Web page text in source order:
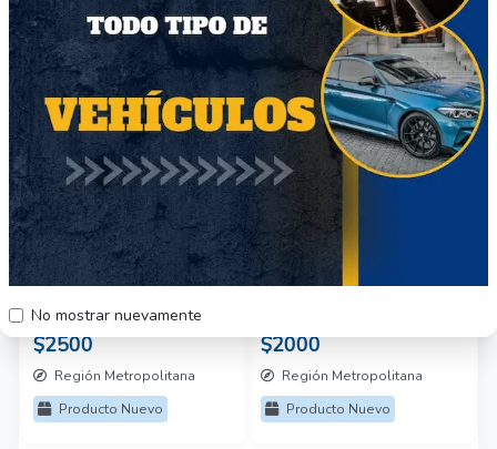
No mostrar nuevamente
36
Shampoo Dove
$2500
Región Metropolitana
Producto Nuevo
48
aromatisante de tela
$2000
Región Metropolitana
Producto Nuevo